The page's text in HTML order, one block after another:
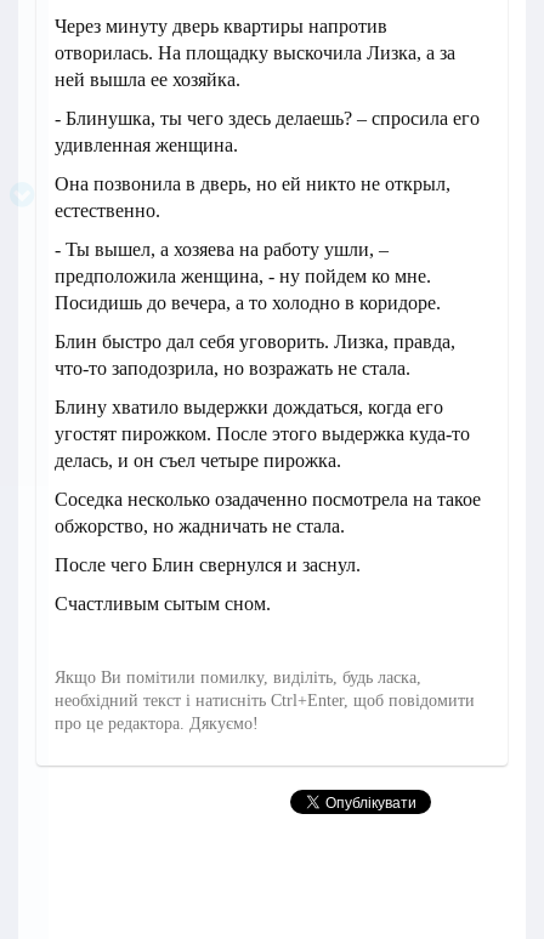
Через минуту дверь квартиры напротив
отворилась. На площадку выскочила Лизка, а за
ней вышла ее хозяйка.
- Блинушка, ты чего здесь делаешь? – спросила его
удивленная женщина.
Она позвонила в дверь, но ей никто не открыл,
естественно.
- Ты вышел, а хозяева на работу ушли, –
предположила женщина, - ну пойдем ко мне.
Посидишь до вечера, а то холодно в коридоре.
Блин быстро дал себя уговорить. Лизка, правда,
что-то заподозрила, но возражать не стала.
Блину хватило выдержки дождаться, когда его
угостят пирожком. После этого выдержка куда-то
делась, и он съел четыре пирожка.
Соседка несколько озадаченно посмотрела на такое
обжорство, но жадничать не стала.
После чего Блин свернулся и заснул.
Счастливым сытым сном.
Якщо Ви помітили помилку, виділіть, будь ласка,
необхідний текст і натисніть Ctrl+Enter, щоб повідомити
про це редактора. Дякуємо!